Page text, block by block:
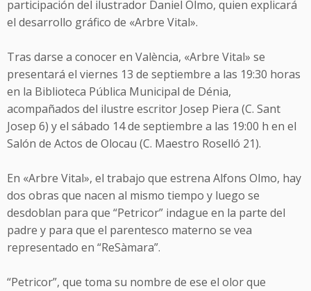
participación del ilustrador Daniel Olmo, quien explicará
el desarrollo gráfico de «Arbre Vital».
Tras darse a conocer en València, «Arbre Vital» se
presentará el viernes 13 de septiembre a las 19:30 horas
en la Biblioteca Pública Municipal de Dénia,
acompañados del ilustre escritor Josep Piera (C. Sant
Josep 6) y el sábado 14 de septiembre a las 19:00 h en el
Salón de Actos de Olocau (C. Maestro Roselló 21).
En «Arbre Vital», el trabajo que estrena Alfons Olmo, hay
dos obras que nacen al mismo tiempo y luego se
desdoblan para que “Petricor” indague en la parte del
padre y para que el parentesco materno se vea
representado en “ReSàmara”.
“Petricor”, que toma su nombre de ese el olor que